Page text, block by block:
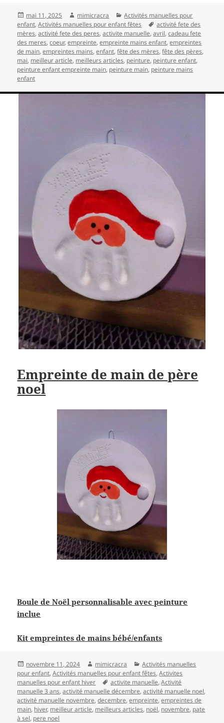
Publié
le
mai 11, 2025 Auteur
mimicracra Catégories
Activités manuelles pour
enfant,Activités manuelles pour enfant fêtes
Mots-
clés
activité fete des
mères,activité fete des peres,activite manuelle,avril,cadeau fete
des meres,coeur,empreinte,empreinte mains enfant,empreintes
de main,empreintes mains,enfant,fête des mères,fête des pères,
mai, meilleur article, meilleurs articles, peinture, peinture enfant,
peinture enfant empreinte main, peinture main, peinture mains
enfant
Empreinte de main de père
noel
Boule de Noël personnalisable avec peinture
inclue
Kit empreintes de mains bébé/enfants
Publié
le
novembre 11, 2024 Auteur
mimicracra Catégories
Activités manuelles
pour enfant,Activités manuelles pour enfant fêtes,Activites
manuelles pour enfant hiver
Mots-
clés
activite manuelle,Activité
manuelle 3 ans,activité manuelle décembre,activité manuelle noel,
activité manuelle novembre,decembre,empreinte,empreintes de
main, hiver, meilleur article, meilleurs articles, noël, novembre, pate
à sel, pere noel